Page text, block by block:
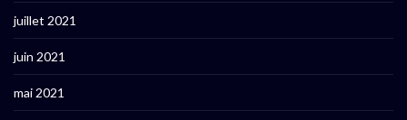
juillet 2021
juin 2021
mai 2021